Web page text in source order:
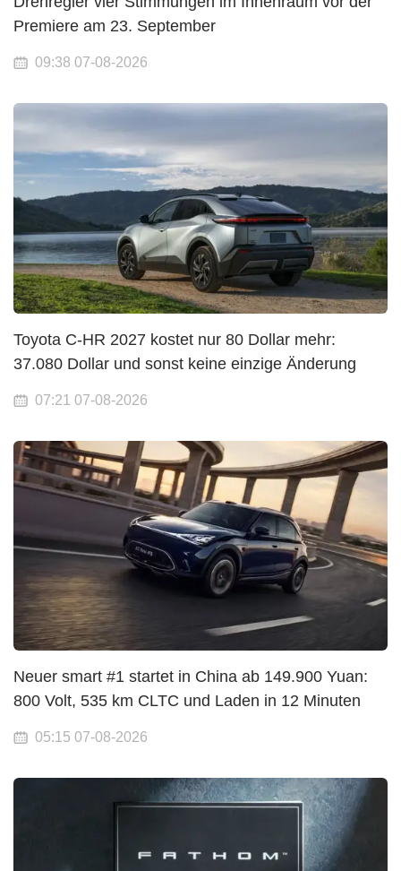
Premiere am 23. September
09:38 07-08-2026
Toyota C-HR 2027 kostet nur 80 Dollar mehr:
37.080 Dollar und sonst keine einzige Änderung
07:21 07-08-2026
Neuer smart #1 startet in China ab 149.900 Yuan:
800 Volt, 535 km CLTC und Laden in 12 Minuten
05:15 07-08-2026